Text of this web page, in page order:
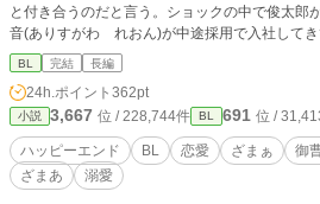
と付き合うのだと言う。ショックの中で俊太郎
音(ありすがわ れおん)が中途採用で入社して
BL 完結 長編
24h.ポイント 362pt
小説 3,667 位 / 228,744件 BL 691 位 /
ハッピーエンド BL 恋愛 ざまぁ 御
ざまあ
溺愛